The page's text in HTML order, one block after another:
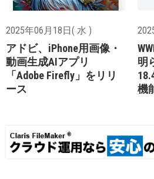
2025年06月18日( 水 )
アドビ、iPhone用画像・
動画生成AIアプリ
「Adobe Firefly」をリリ
ース
明
機